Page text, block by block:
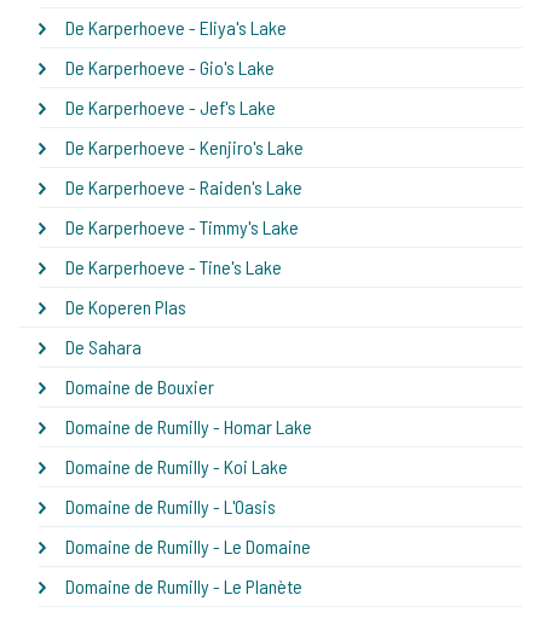
De Karperhoeve - Eliya's Lake
De Karperhoeve - Gio's Lake
De Karperhoeve - Jef's Lake
De Karperhoeve - Kenjiro's Lake
De Karperhoeve - Raiden's Lake
De Karperhoeve - Timmy's Lake
De Karperhoeve - Tine's Lake
De Koperen Plas
De Sahara
Domaine de Bouxier
Domaine de Rumilly - Homar Lake
Domaine de Rumilly - Koi Lake
Domaine de Rumilly - L'Oasis
Domaine de Rumilly - Le Domaine
Domaine de Rumilly - Le Planète